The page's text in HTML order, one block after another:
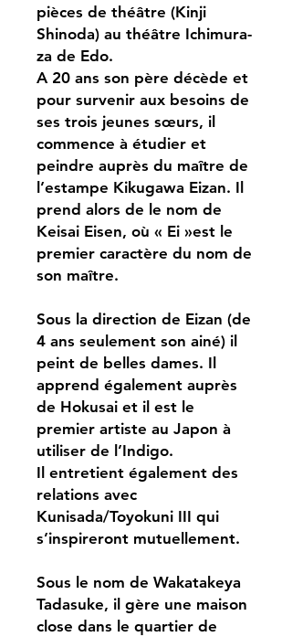
pièces de théâtre (Kinji
Shinoda) au théâtre Ichimura-
za de Edo.
A 20 ans son père décède et
pour survenir aux besoins de
ses trois jeunes sœurs, il
commence à étudier et
peindre auprès du maître de
l’estampe Kikugawa Eizan. Il
prend alors de le nom de
Keisai Eisen, où « Ei »est le
premier caractère du nom de
son maître.
Sous la direction de Eizan (de
4 ans seulement son ainé) il
peint de belles dames. Il
apprend également auprès
de Hokusai et il est le
premier artiste au Japon à
utiliser de l’Indigo.
Il entretient également des
relations avec
Kunisada/Toyokuni III qui
s’inspireront mutuellement.
Sous le nom de Wakatakeya
Tadasuke, il gère une maison
close dans le quartier de